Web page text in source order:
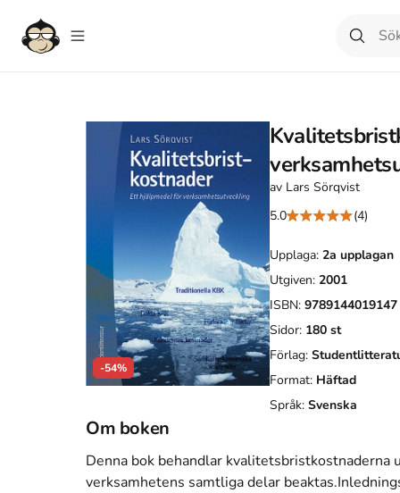
-54%
av Lars Sörqvist
5.0
(4)
Upplaga: 2a upplagan
Utgiven: 2001
ISBN: 9789144019147
Sidor: 180 st
Förlag:
Format: Häftad
Språk: Svenska
Om boken
Denna bok behandlar
verksamhetens samtliga delar